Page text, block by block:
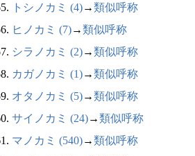
トシノカミ (4)→類似呼称
ヒノカミ (7)→類似呼称
シラノカミ (2)→類似呼称
カガノカミ (1)→類似呼称
オタノカミ (5)→類似呼称
サイノカミ (24)→類似呼称
マノカミ (540)→類似呼称